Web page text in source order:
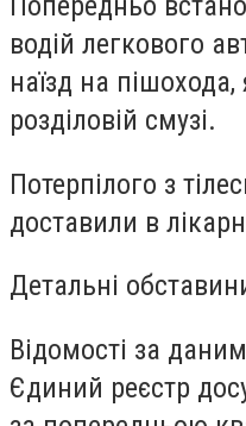
водій легкового
наїзд на
розділовій смузі.
Потерпілого з
доставили в
Детальні
Відомості за
Єдиний реєстр